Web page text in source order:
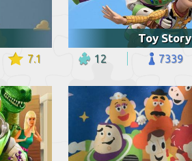
7.1
Toy Story
12 7339